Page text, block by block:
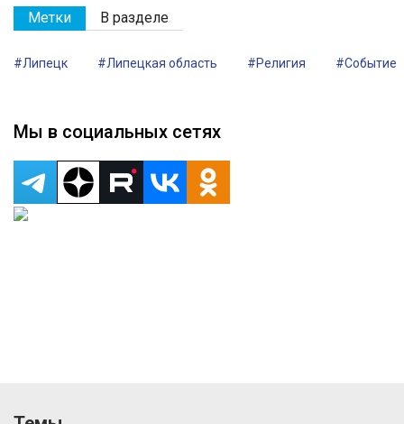
Метки В разделе
#Липецк #Липецкая область #Религия #Событие
Мы в социальных сетях